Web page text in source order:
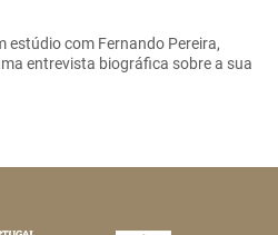
estúdio com Fernando Pereira,
entrevista biográfica sobre a sua